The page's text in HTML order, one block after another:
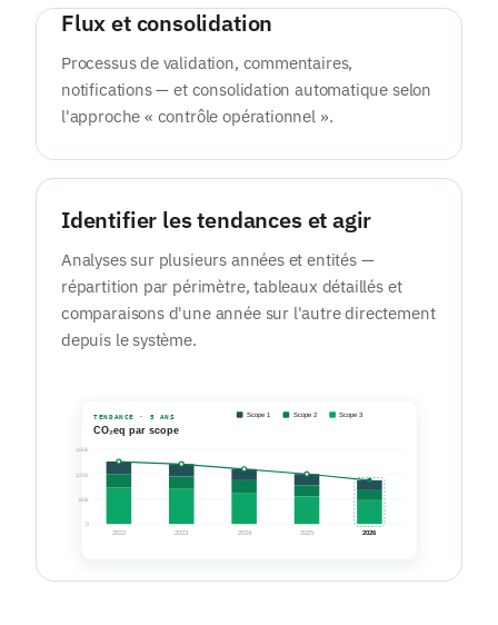
Flux et consolidation
Processus de validation, commentaires,
notifications — et consolidation automatique selon
l'approche « contrôle opérationnel ».
Identifier les tendances et agir
Analyses sur plusieurs années et entités —
répartition par périmètre, tableaux détaillés et
comparaisons d'une année sur l'autre directement
depuis le système.